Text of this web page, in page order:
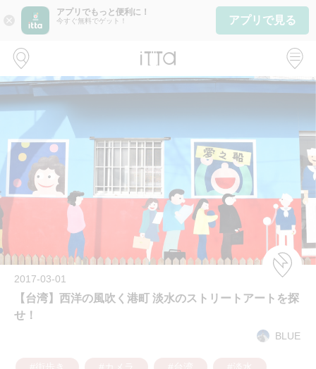
close
アプリでもっと便利に！
今すぐ無料でゲット！ アプリで見る
2017-03-01
【台湾】西洋の風吹く港町 淡水のストリートアートを探
せ！
BLUE